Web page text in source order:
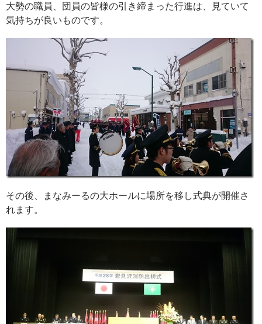
大勢の職員、団員の皆様の引き締まった行進は、見ていて
気持ちが良いものです。
その後、まなみーるの大ホールに場所を移し式典が開催さ
れます。